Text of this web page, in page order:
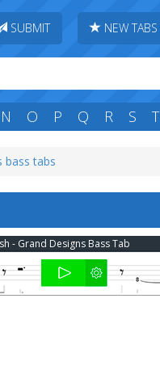
SUBMIT NEW TABS
N O P Q R S T
bass tabs
- Grand Designs Bass Tab